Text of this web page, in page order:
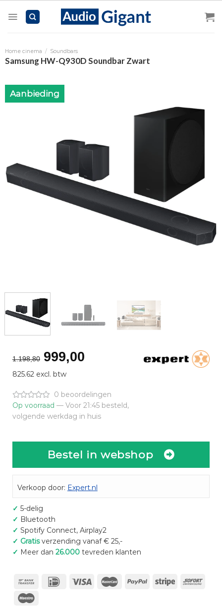
Home cinema / Soundbars
Samsung HW-Q930D Soundbar Zwart
Aanbieding
1.198,80 Oorspronkelijke
prijs
was:
€1.198,80.
999,00Huidige
€999,00.
825.62 excl. btw
0 beoordelingen
Op voorraad — Voor 21:45 besteld,
volgende werkdag in huis
Bestel in webshop
Verkoop door: Expert.nl
✓ 5-delig
✓ Bluetooth
✓ Spotify Connect, Airplay2
✓ Gratisverzending vanaf € 25,-
✓ Meer dan 26.000tevreden klanten